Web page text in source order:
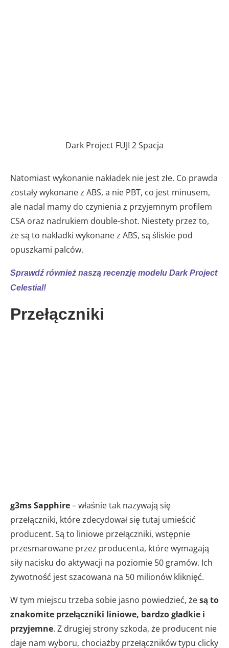
Dark Project FUJI 2 Spacja
Natomiast wykonanie nakładek nie jest złe. Co prawda
zostały wykonane z ABS, a nie PBT, co jest minusem,
ale nadal mamy do czynienia z przyjemnym profilem
CSA oraz nadrukiem double-shot. Niestety przez to,
że są to nakładki wykonane z ABS, są śliskie pod
opuszkami palców.
Sprawdź również naszą recenzję modelu Dark Project
Celestial!
Przełączniki
g3ms Sapphire– właśnie tak nazywają się
przełączniki, które zdecydował się tutaj umieścić
producent. Są to liniowe przełączniki, wstępnie
przesmarowane przez producenta, które wymagają
siły nacisku do aktywacji na poziomie 50 gramów. Ich
żywotność jest szacowana na 50 milionów kliknięć.
W tym miejscu trzeba sobie jasno powiedzieć, żesą to
znakomite przełączniki liniowe, bardzo gładkie i
przyjemne. Z drugiej strony szkoda, że producent nie
daje nam wyboru, chociażby przełączników typu clicky